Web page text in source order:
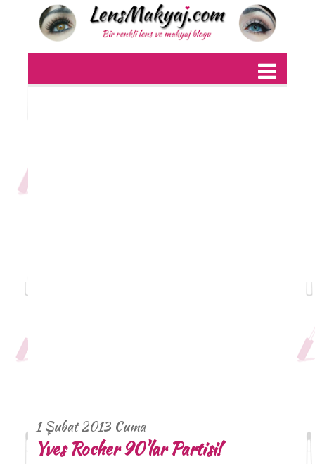
1 Şubat 2013 Cuma
Yves Rocher 90'lar Partisi!